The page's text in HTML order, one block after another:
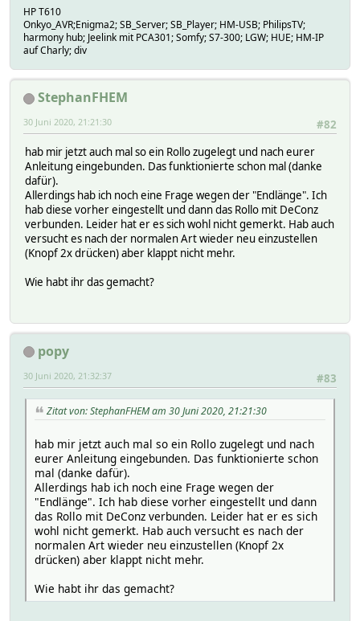
HP T610
Onkyo_AVR;Enigma2; SB_Server; SB_Player; HM-USB; PhilipsTV;
harmony hub; Jeelink mit PCA301; Somfy; S7-300; LGW; HUE; HM-IP
auf Charly; div
StephanFHEM
#82
30 Juni 2020, 21:21:30
hab mir jetzt auch mal so ein Rollo zugelegt und nach eurer
Anleitung eingebunden. Das funktionierte schon mal (danke
dafür).
Allerdings hab ich noch eine Frage wegen der "Endlänge". Ich
hab diese vorher eingestellt und dann das Rollo mit DeConz
verbunden. Leider hat er es sich wohl nicht gemerkt. Hab auch
versucht es nach der normalen Art wieder neu einzustellen
(Knopf 2x drücken) aber klappt nicht mehr.
Wie habt ihr das gemacht?
popy
#83
30 Juni 2020, 21:32:37
Zitat von: StephanFHEM am 30 Juni 2020, 21:21:30
hab mir jetzt auch mal so ein Rollo zugelegt und nach
eurer Anleitung eingebunden. Das funktionierte schon
mal (danke dafür).
Allerdings hab ich noch eine Frage wegen der
"Endlänge". Ich hab diese vorher eingestellt und dann
das Rollo mit DeConz verbunden. Leider hat er es sich
wohl nicht gemerkt. Hab auch versucht es nach der
normalen Art wieder neu einzustellen (Knopf 2x
drücken) aber klappt nicht mehr.
Wie habt ihr das gemacht?